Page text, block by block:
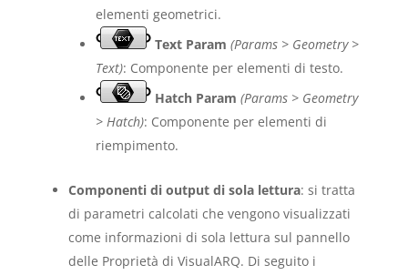
elementi geometrici.
Text Param (Params > Geometry >
Text): Componente per elementi di testo.
Hatch Param (Params > Geometry
> Hatch): Componente per elementi di
riempimento.
Componenti di output di sola lettura: si tratta
di parametri calcolati che vengono visualizzati
come informazioni di sola lettura sul pannello
delle Proprietà di VisualARQ. Di seguito i